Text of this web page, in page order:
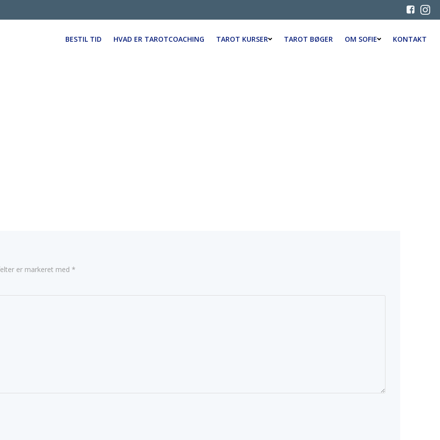
BESTIL TID HVAD ER TAROTCOACHING TAROT KURSER TAROT BØGER OM SOFIE KONTAKT
er markeret med *